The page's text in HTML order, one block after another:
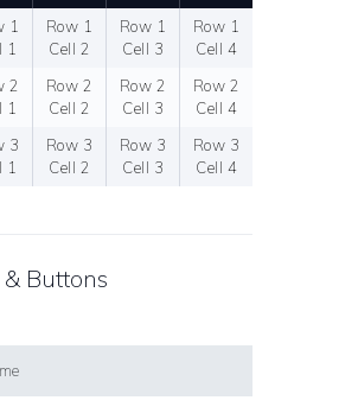
1
1
Row 1
Cell 2
Row 1
Cell 3
Row 1
Cell 4
2
1
Row 2
Cell 2
Row 2
Cell 3
Row 2
Cell 4
3
1
Row 3
Cell 2
Row 3
Cell 3
Row 3
Cell 4
Buttons